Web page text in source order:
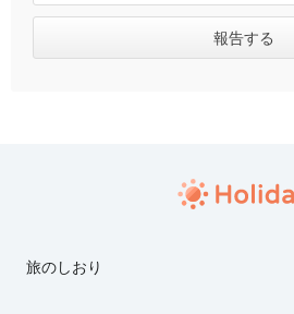
旅のしおり